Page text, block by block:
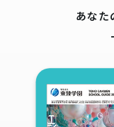
あなた